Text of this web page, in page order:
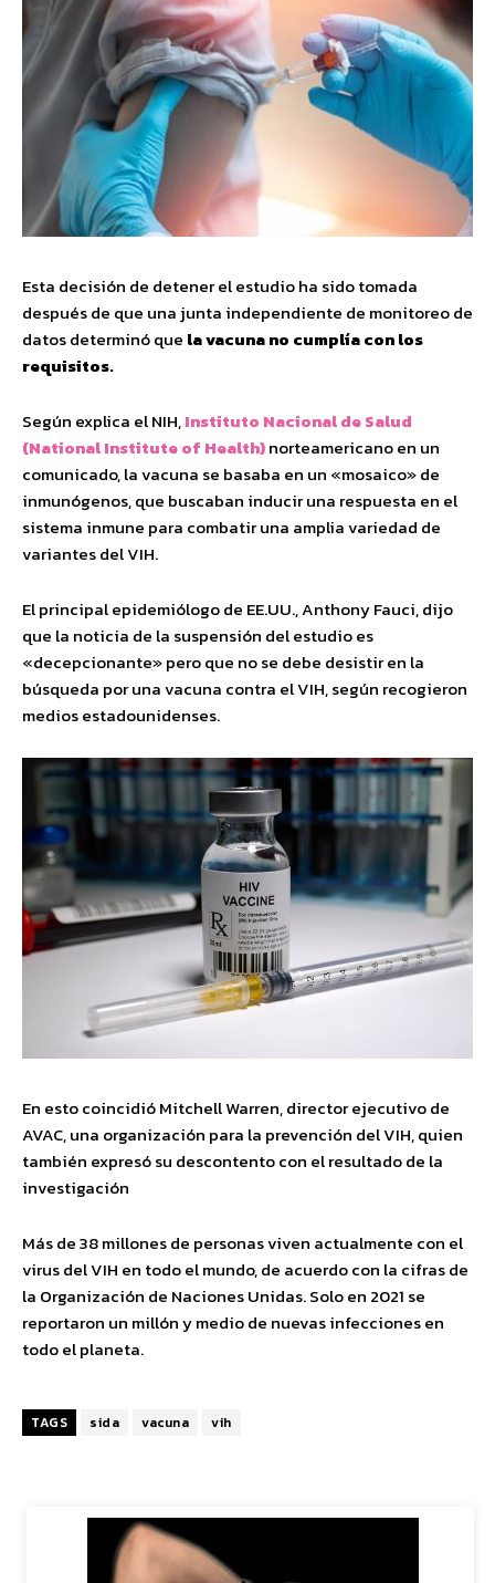
Esta decisión de detener el estudio ha sido tomada
después de que una junta independiente de monitoreo de
datos determinó que la vacuna no cumplía con los
requisitos.
Según explica el NIH,Instituto Nacional de Salud
(National Institute of Health)norteamericano en un
comunicado, la vacuna se basaba en un «mosaico» de
inmunógenos, que buscaban inducir una respuesta en el
sistema inmune para combatir una amplia variedad de
variantes del VIH.
El principal epidemiólogo de EE.UU., Anthony Fauci, dijo
que la noticia de la suspensión del estudio es
«decepcionante» pero que no se debe desistir en la
búsqueda por una vacuna contra el VIH, según recogieron
medios estadounidenses.
En esto coincidió Mitchell Warren, director ejecutivo de
AVAC, una organización para la prevención del VIH, quien
también expresó su descontento con el resultado de la
investigación
Más de 38 millones de personas viven actualmente con el
virus del VIH en todo el mundo, de acuerdo con la cifras de
la Organización de Naciones Unidas. Solo en 2021 se
reportaron un millón y medio de nuevas infecciones en
todo el planeta.
TAGS sida vacuna vih